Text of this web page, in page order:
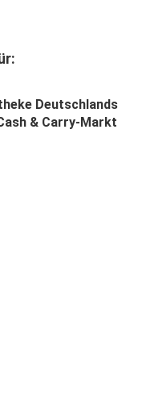
Deutschlands
& Carry-Markt